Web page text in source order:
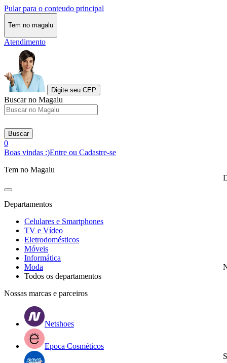
Pular para o conteudo principal
Tem no magalu
Atendimento
Digite seu CEP
Buscar no Magalu
Buscar
0
Boas vindas :)Entre ou Cadastre-se
Tem no Magalu
Departamentos
Celulares e Smartphones
TV e Vídeo
Eletrodomésticos
Móveis
Informática
Moda
Todos os departamentos
Nossas marcas e parceiros
Netshoes
Epoca Cosméticos